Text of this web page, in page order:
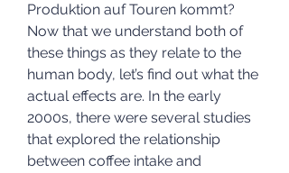
Produktion auf Touren kommt?
Now that we understand both of
these things as they relate to the
human body, let’s find out what the
actual effects are. In the early
2000s, there were several studies
that explored the relationship
between coffee intake and